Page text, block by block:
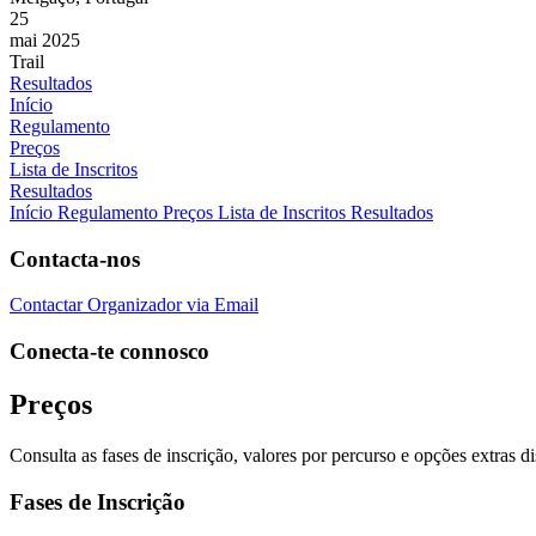
25
mai 2025
Trail
Resultados
Início
Regulamento
Preços
Lista de Inscritos
Resultados
Início Regulamento Preços Lista de Inscritos Resultados
Contacta-nos
Contactar Organizador via Email
Conecta-te connosco
Preços
Consulta as fases de inscrição, valores por percurso e opções extras
Fases de Inscrição